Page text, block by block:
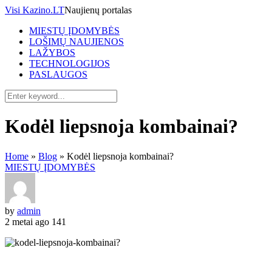
Visi Kazino.LTNaujienų portalas
MIESTŲ ĮDOMYBĖS
LOŠIMŲ NAUJIENOS
LAŽYBOS
TECHNOLOGIJOS
PASLAUGOS
Kodėl liepsnoja kombainai?
Home » Blog » Kodėl liepsnoja kombainai?
MIESTŲ ĮDOMYBĖS
by admin
2 metai ago 141